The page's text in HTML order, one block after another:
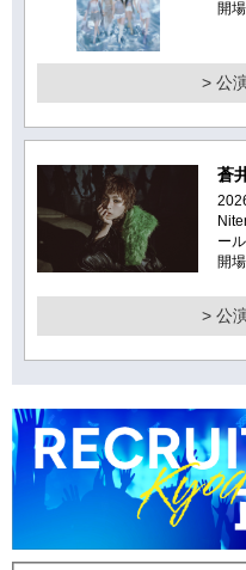
開
> 公
蒼
ール
開
> 公